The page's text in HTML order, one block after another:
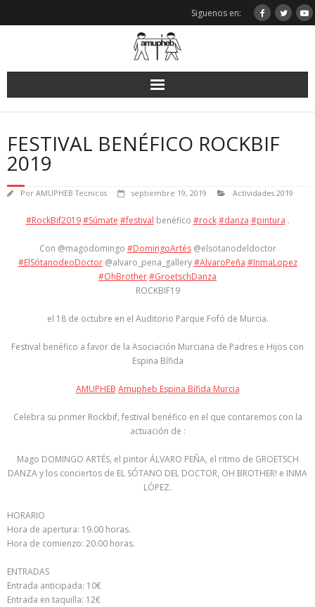
Siguenos en:
FESTIVAL BENÉFICO ROCKBIF
2019
Por AMUPHEB Tecnicos septiembre 19, 2019 Actividades 2019
#RockBif2019 #Súmate #festival benéfico #rock #danza #pintura .
Con @magodomingo #DomingoArtés@elsotanodeldoctor
#ElSótanodeoDoctor@alvaro_pena_gallery#AlvaroPeña #InmaLopez
#OhBrother#GroetschDanza
ROCKBIF19
el 18 de octubre en el Auditorio Parque Fofó de Murcia.
Festival benéfico a favor de la Asociación Murciana de Padres e Hijos con
Espina Bífida
AMUPHEB Amupheb Espina Bífida Murcia
Celebra su primer Rockbif, festival benéfico en el que contaremos con la
actuación de :
Mago DOMINGO ARTÉS, el pintor ÁLVARO PEÑA, el ritmo de GROETSCH
DANZA y los conciertos de EL SÓTANO DEL DOCTOR, OH BROTHER! e INMA
LÓPEZ.
HORARIO
Hora de apertura: 19.00 horas.
Hora de comienzo: 20.00 horas.
ENTRADAS
Entrada anticipada: 10€
Entrada en taquilla: 12€